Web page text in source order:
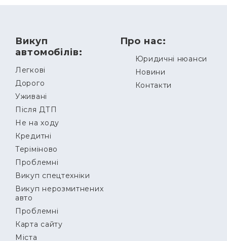
Викуп
автомобілів:
Легкові
Дорого
Уживані
Після ДТП
Не на ходу
Кредитні
Теріміново
Проблемні
Викуп спецтехніки
Викуп нерозмитнених
авто
Проблемні
Карта сайту
Міста
Про нас:
Юридичні нюанси
Новини
Контакти